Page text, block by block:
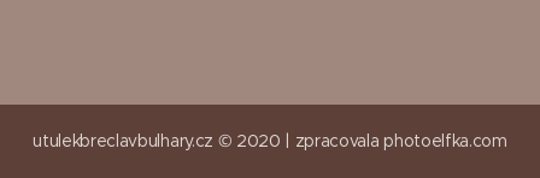
utulekbreclavbulhary.cz © 2020 | zpracovala photoelfka.com